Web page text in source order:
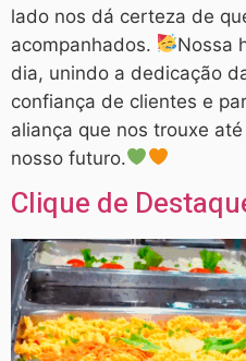
lado nos dá certeza de
acompanhados.
Nossa
dia, unindo a dedicação
confiança de clientes e
aliança que nos trouxe
nosso futuro.
Clique de